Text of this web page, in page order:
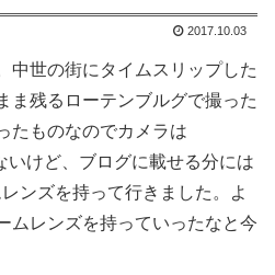
2017.10.03
中世の街にタイムスリップした
ま残るローテンブルグで撮った
たものなのでカメラは
いけど、ブログに載せる分には
ンズを持って行きました。よ
ムレンズを持っていったなと今